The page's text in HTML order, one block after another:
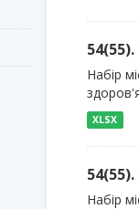
Набір
XLSX
Набір